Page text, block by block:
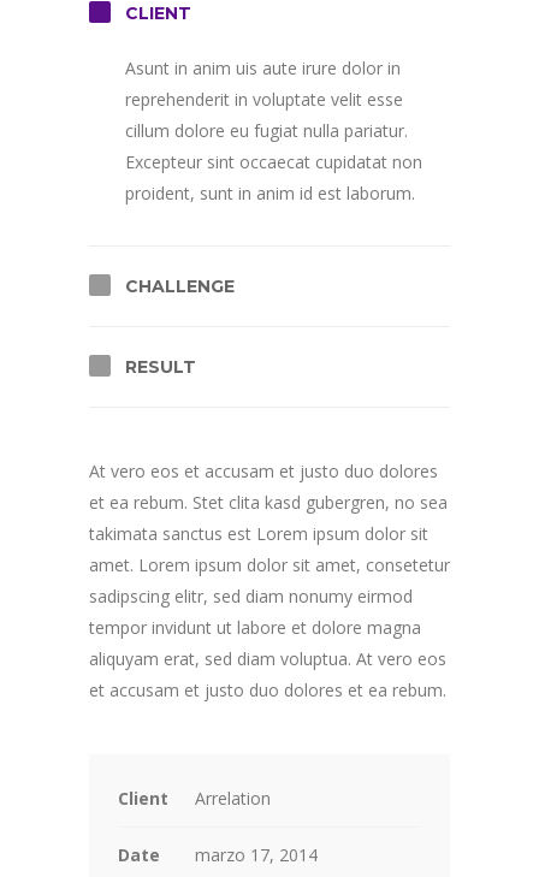
CLIENT
Asunt in anim uis aute irure dolor in
reprehenderit in voluptate velit esse
cillum dolore eu fugiat nulla pariatur.
Excepteur sint occaecat cupidatat non
proident, sunt in anim id est laborum.
CHALLENGE
RESULT
At vero eos et accusam et justo duo dolores
et ea rebum. Stet clita kasd gubergren, no sea
takimata sanctus est Lorem ipsum dolor sit
amet. Lorem ipsum dolor sit amet, consetetur
sadipscing elitr, sed diam nonumy eirmod
tempor invidunt ut labore et dolore magna
aliquyam erat, sed diam voluptua. At vero eos
et accusam et justo duo dolores et ea rebum.
Client Arrelation
Date marzo 17, 2014